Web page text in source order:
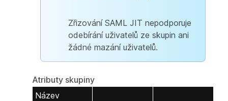
Zřizování SAML JIT nepodporuje
odebírání uživatelů ze skupin ani
žádné mazání uživatelů.
Atributy skupiny
Název